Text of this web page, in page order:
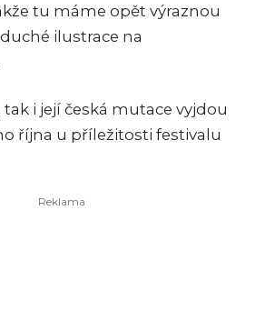
tu máme opět výraznou
ilustrace na
i její česká mutace vyjdou
října u příležitosti festivalu